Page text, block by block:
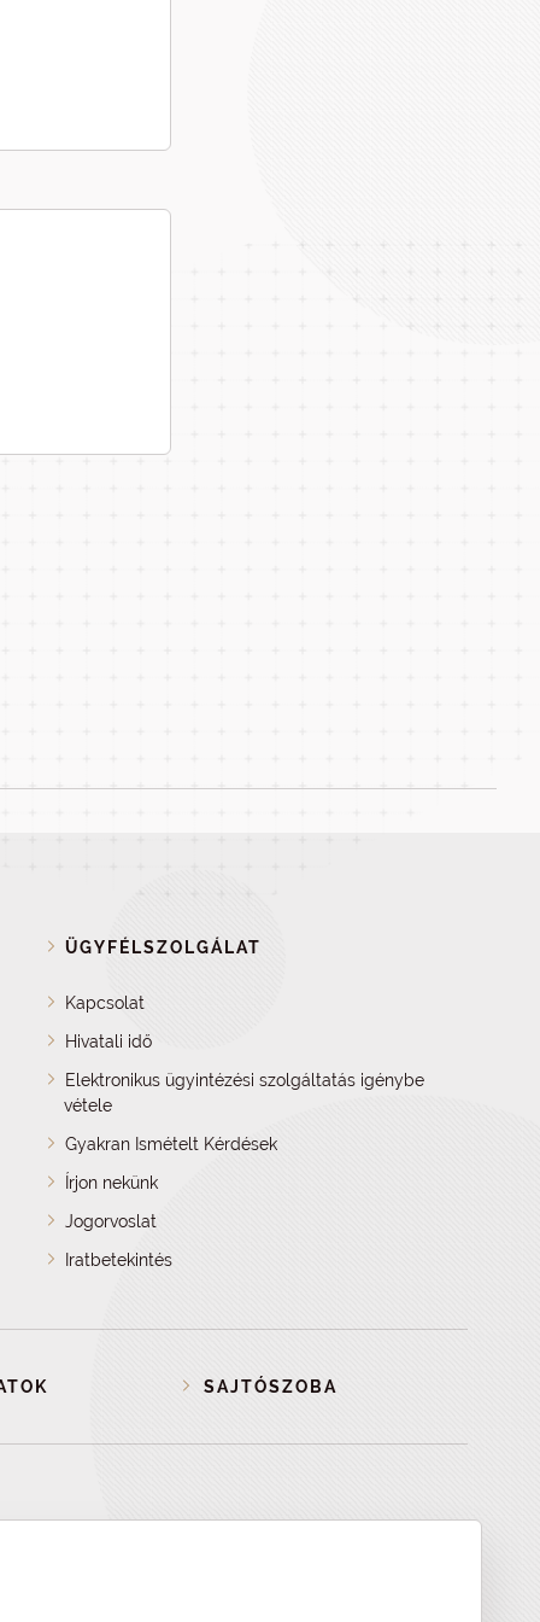
ÜGYFÉLSZOLGÁLAT
Kapcsolat
Hivatali idő
Elektronikus ügyintézési szolgáltatás igénybe
vétele
Gyakran Ismételt Kérdések
Írjon nekünk
Jogorvoslat
Iratbetekintés
SAJTÓSZOBA